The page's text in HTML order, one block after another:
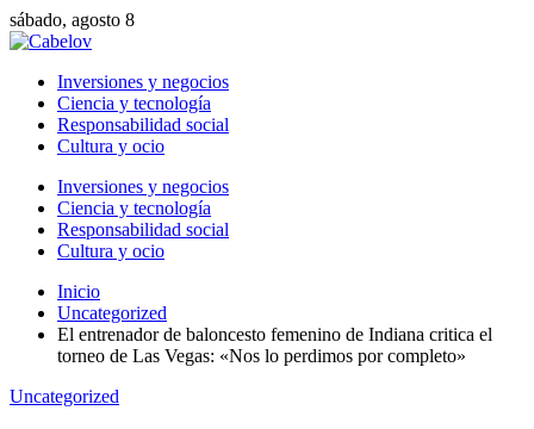
sábado, agosto 8
Inversiones y negocios
Ciencia y tecnología
Responsabilidad social
Cultura y ocio
Inversiones y negocios
Ciencia y tecnología
Responsabilidad social
Cultura y ocio
Inicio
Uncategorized
El entrenador de baloncesto femenino de Indiana critica el
torneo de Las Vegas: «Nos lo perdimos por completo»
Uncategorized